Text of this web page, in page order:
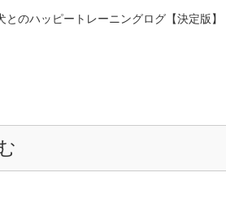
とのハッピートレーニングログ【決定版】